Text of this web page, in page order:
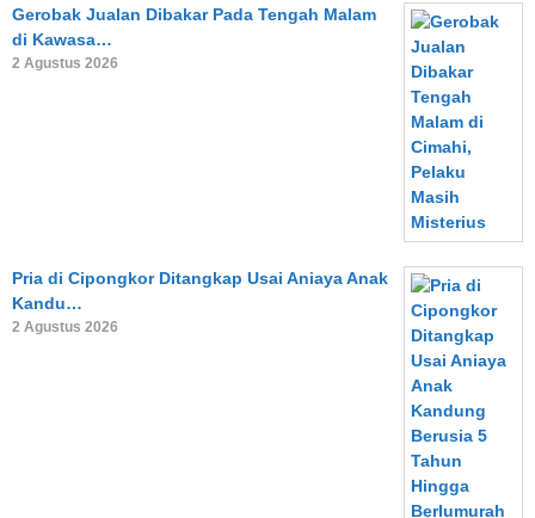
Gerobak Jualan Dibakar Pada Tengah Malam
di Kawasa…
2 Agustus 2026
Pria di Cipongkor Ditangkap Usai Aniaya Anak
Kandu…
2 Agustus 2026